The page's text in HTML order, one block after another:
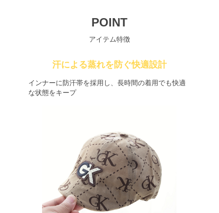
POINT
アイテム特徴
汗による蒸れを防ぐ快適設計
インナーに防汗帯を採用し、長時間の着用でも快適
な状態をキープ